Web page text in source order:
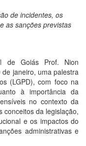
de incidentes, os
as sanções previstas
de Goiás Prof. Nion
janeiro, uma palestra
(LGPD), com foco na
à importância da
no contexto da
conceitos da legislação,
e os impactos do
administrativas e